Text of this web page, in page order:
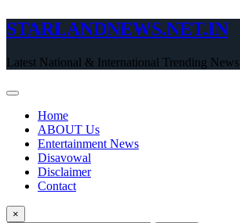
STARLANDNEWS.NET.IN
Latest National & International Trending News
Home
ABOUT Us
Entertainment News
Disavowal
Disclaimer
Contact
×